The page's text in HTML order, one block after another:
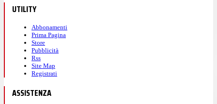
UTILITY
Abbonamenti
Prima Pagina
Store
Pubblicità
Rss
Site Map
Registrati
ASSISTENZA